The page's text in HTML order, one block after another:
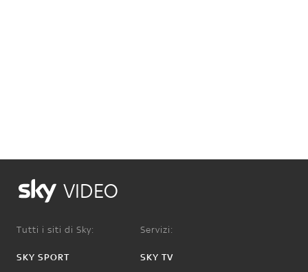
VIDEO
Tutti i siti di Sky:
SKY SPORT
Servizi:
SKY TV